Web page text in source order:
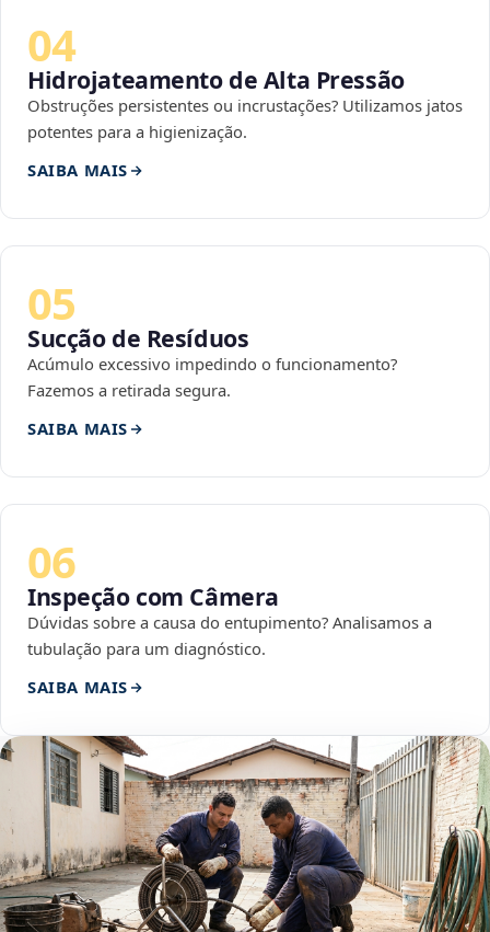
04
Hidrojateamento de Alta Pressão
Obstruções persistentes ou incrustações? Utilizamos jatos
potentes para a higienização.
SAIBA MAIS
05
Sucção de Resíduos
Acúmulo excessivo impedindo o funcionamento?
Fazemos a retirada segura.
SAIBA MAIS
06
Inspeção com Câmera
Dúvidas sobre a causa do entupimento? Analisamos a
tubulação para um diagnóstico.
SAIBA MAIS